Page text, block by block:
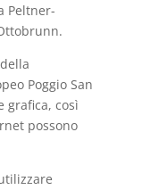
Peltner-
Poggio San
grafica, così
possono